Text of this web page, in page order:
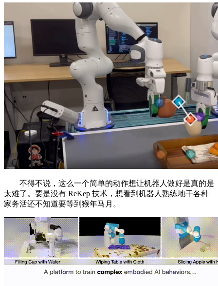
不得不说，这么一个简单的动作想让机器人做好是真的是
太难了。要是没有 ReKep 技术，想看到机器人熟练地干各种
家务活还不知道要等到猴年马月。